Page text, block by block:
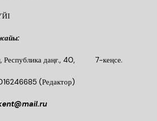
Республика даңғ., 40, 7-кеңсе.
(Редактор)